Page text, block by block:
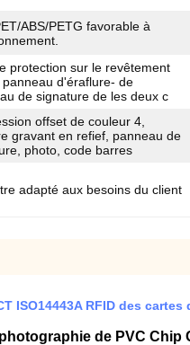
ABS/PETG favorable à
protection sur le revêtement
panneau d'éraflure- de
de signature de les deux c
offset de couleur 4,
gravant en refief, panneau de
photo, code barres
adapté aux besoins du client
ISO14443A RFID des
de PVC Chip